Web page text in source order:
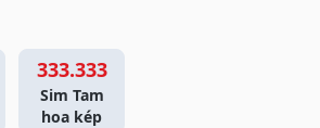
333.333
Sim Tam
hoa kép